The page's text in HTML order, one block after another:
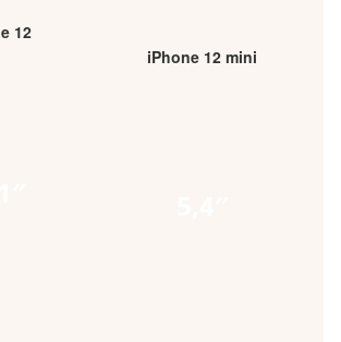
12
iPhone 12 mini